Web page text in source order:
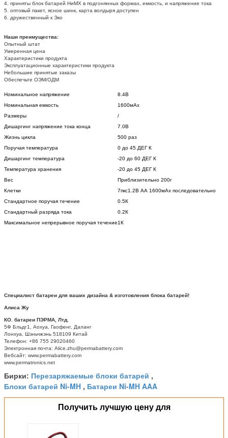
4. приняты блок батарей НиМХ в подгонянных формах, емкость, и напряжение тока
5. оптовый пакет, ясное шинк, карта волдыря доступен
6. дружественный к Эко
Наши преимущества:
Опытный штат
Умеренная цена
Характеристики продукта
Эксплуатационные характеристики продукта
Небольшие принятые заказы
Обеспечьте ОЭМ/ОДМ
Номинальное напряжение
8.4В
Номинальная емкость
1600мАх
Размеры
/
Дишаргинг напряжение тока конца
7.0В
Жизнь цикла
500 раз
Поручая температура
0 до 45 ДЕГ К
Дишаргинг температура
-20 до 60 ДЕГ К
Температура хранения
-20 до 45 ДЕГ К
Вес
Приблизительно 200г
Клетки
7пкс1.2В АА 1600мАх последовательно
Стандартное поручая течение
0.5К
Стандартный разряда тока
0.2К
Максимальное непрерывное поручая течение1К
Специалист батареи для ваших дизайна & изготовления блока батарей!
Алиса Жу
КО. батареи ПЭРМА, Лтд.
5Ф Бльдг1, Аохуа, Гаофенг, Даланг
Лонхуа, Шэньчжэнь 518109 Китай
Телефон: +86 755 29020460
Электронная почта: Alice.zhu@permabattery.com
Вебсайт: www.permabattery.com
www.permatronics.net
Бирки: Перезаряжаемые блоки батарей ,
Блоки батарей Ni-MH , Батареи Ni-MH AAA
Получить лучшую цену для